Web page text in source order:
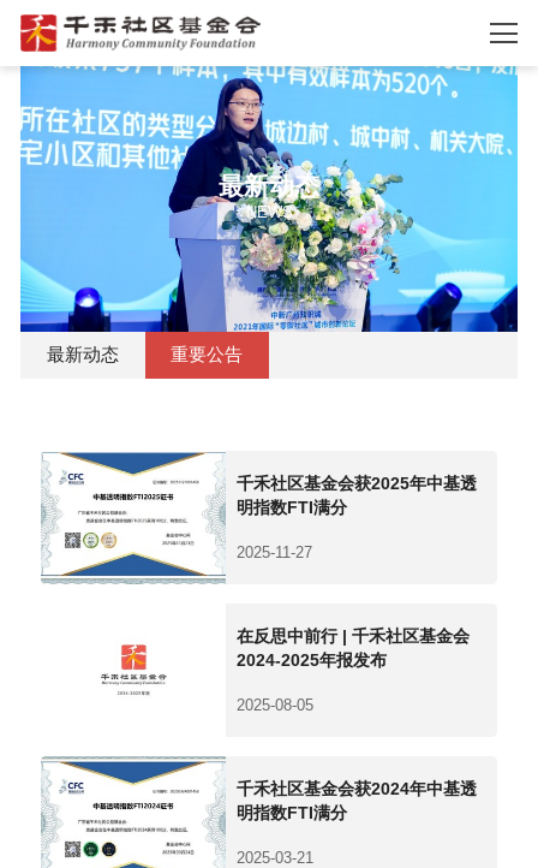
最新动态
NEWS
最新动态 重要公告
千禾社区基金会获2025年中基透
明指数FTI满分
2025-11-27
在反思中前行 | 千禾社区基金会
2024-2025年报发布
2025-08-05
千禾社区基金会获2024年中基透
明指数FTI满分
2025-03-21